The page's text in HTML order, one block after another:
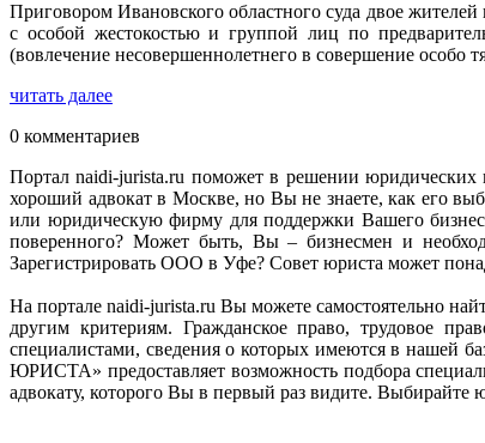
Приговором Ивановского областного суда двое
с особой жестокостью и группой лиц по
(вовлечение несовершеннолетнего в совершение особо
читать далее
0 комментариев
Портал naidi-jurista.ru поможет в решении юридических
хороший адвокат в Москве, но Вы не знаете, как его
или юридическую фирму для поддержки Вашего
поверенного? Может быть, Вы – бизнесмен и
Зарегистрировать ООО в Уфе? Совет юриста может
На портале naidi-jurista.ru Вы можете самостоятельно
другим критериям. Гражданское право, трудовое
специалистами, сведения о которых имеются в нашей
ЮРИСТА» предоставляет возможность подбора
адвокату, которого Вы в первый раз видите. Выбирайте